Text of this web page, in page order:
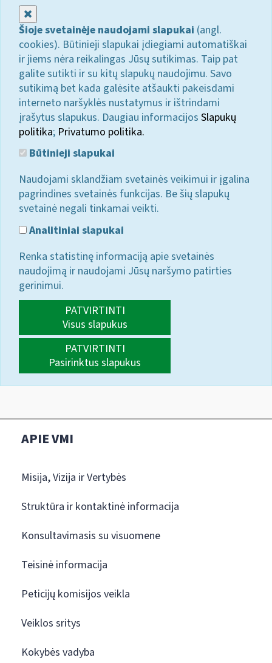
Šioje svetainėje naudojami slapukai (angl.
cookies). Būtinieji slapukai įdiegiami automatiškai
ir jiems nėra reikalingas Jūsų sutikimas. Taip pat
galite sutikti ir su kitų slapukų naudojimu. Savo
sutikimą bet kada galėsite atšaukti pakeisdami
interneto naršyklės nustatymus ir ištrindami
įrašytus slapukus. Daugiau informacijos Slapukų
politika; Privatumo politika.
Būtinieji slapukai
Naudojami sklandžiam svetainės veikimui ir įgalina
pagrindines svetainės funkcijas. Be šių slapukų
svetainė negali tinkamai veikti.
Analitiniai slapukai
Renka statistinę informaciją apie svetainės
naudojimą ir naudojami Jūsų naršymo patirties
gerinimui.
PATVIRTINTI
Visus slapukus
PATVIRTINTI
Pasirinktus slapukus
APIE VMI
Misija, Vizija ir Vertybės
Struktūra ir kontaktinė informacija
Konsultavimasis su visuomene
Teisinė informacija
Peticijų komisijos veikla
Veiklos sritys
Kokybės vadyba